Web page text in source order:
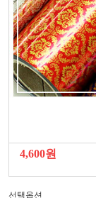
4,600원
선택옵션